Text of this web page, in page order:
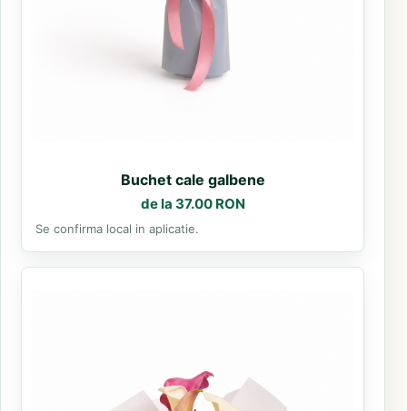
Buchet cale galbene
de la 37.00 RON
Se confirma local in aplicatie.